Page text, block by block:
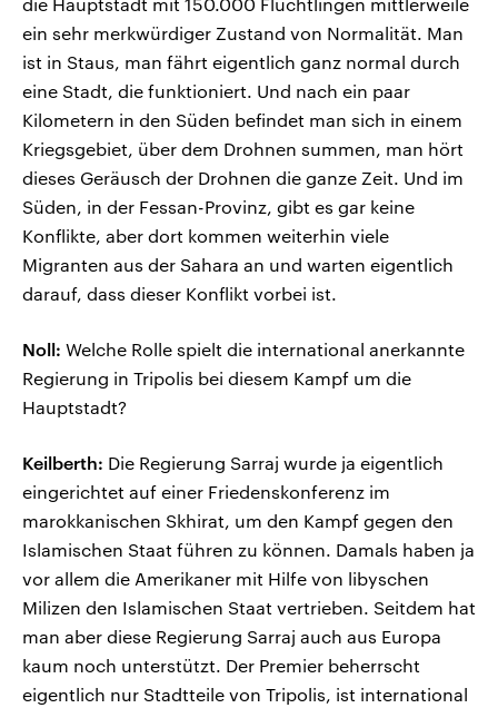
die Hauptstadt mit 150.000 Flüchtlingen mittlerweile
ein sehr merkwürdiger Zustand von Normalität. Man
ist in Staus, man fährt eigentlich ganz normal durch
eine Stadt, die funktioniert. Und nach ein paar
Kilometern in den Süden befindet man sich in einem
Kriegsgebiet, über dem Drohnen summen, man hört
dieses Geräusch der Drohnen die ganze Zeit. Und im
Süden, in der Fessan-Provinz, gibt es gar keine
Konflikte, aber dort kommen weiterhin viele
Migranten aus der Sahara an und warten eigentlich
darauf, dass dieser Konflikt vorbei ist.
Noll: Welche Rolle spielt die international anerkannte
Regierung in Tripolis bei diesem Kampf um die
Hauptstadt?
Keilberth: Die Regierung Sarraj wurde ja eigentlich
eingerichtet auf einer Friedenskonferenz im
marokkanischen Skhirat, um den Kampf gegen den
Islamischen Staat führen zu können. Damals haben ja
vor allem die Amerikaner mit Hilfe von libyschen
Milizen den Islamischen Staat vertrieben. Seitdem hat
man aber diese Regierung Sarraj auch aus Europa
kaum noch unterstützt. Der Premier beherrscht
eigentlich nur Stadtteile von Tripolis, ist international